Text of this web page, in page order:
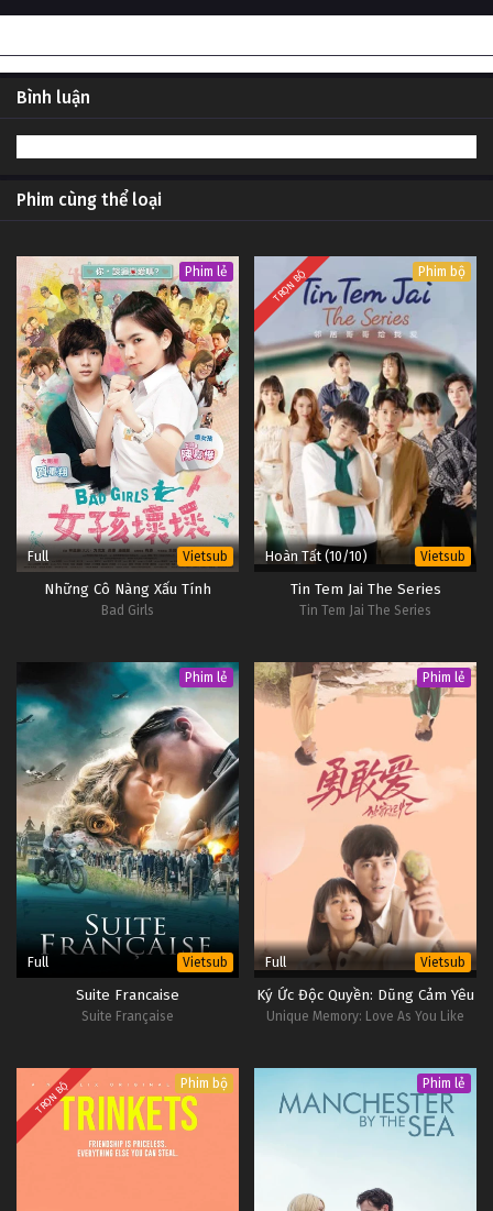
Bình luận
Phim cùng thể loại
Phim lẻ
Full Vietsub
Những Cô Nàng Xấu Tính
Bad Girls
TRỌN BỘ Phim bộ
Hoàn Tất (10/10) Vietsub
Tin Tem Jai The Series
Tin Tem Jai The Series
Phim lẻ
Full Vietsub
Suite Francaise
Suite Française
Phim lẻ
Full Vietsub
Ký Ức Độc Quyền: Dũng Cảm Yêu
Unique Memory: Love As You Like
TRỌN BỘ Phim bộ Phim lẻ